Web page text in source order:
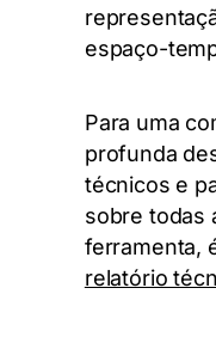
espaço-
Para uma
profunda
técnicos e
sobre todas
ferramenta,
relatório